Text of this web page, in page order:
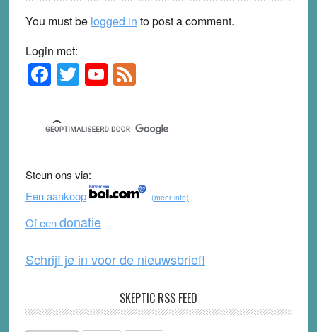
You must be logged in to post a comment.
Login met:
Primary
Sidebar
F
a
c
e
b
o
o
k
T
wi
tt
er
Y
o
u
T
b
e
F
e
d
Steun ons via:
Een aankoop
(meer info)
Of eendonatie
Schrijf je in voor de nieuwsbrief!
SKEPTIC RSS FEED